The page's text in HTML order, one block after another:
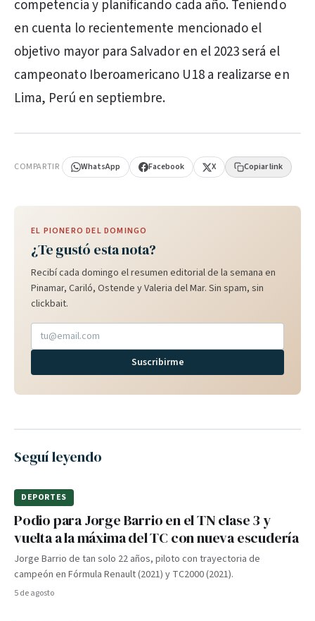
competencia y planificando cada año. Teniendo
en cuenta lo recientemente mencionado el
objetivo mayor para Salvador en el 2023 será el
campeonato Iberoamericano U18 a realizarse en
Lima, Perú en septiembre.
COMPARTIR WhatsApp Facebook X Copiar link
EL PIONERO DEL DOMINGO
¿Te gustó esta nota?
Recibí cada domingo el resumen editorial de la semana en
Pinamar, Cariló, Ostende y Valeria del Mar. Sin spam, sin
clickbait.
Suscribirme
Seguí leyendo
DEPORTES
Podio para Jorge Barrio en el TN clase 3 y
vuelta a la máxima del TC con nueva escudería
Jorge Barrio de tan solo 22 años, piloto con trayectoria de
campeón en Fórmula Renault (2021) y TC2000 (2021).
5 de agosto